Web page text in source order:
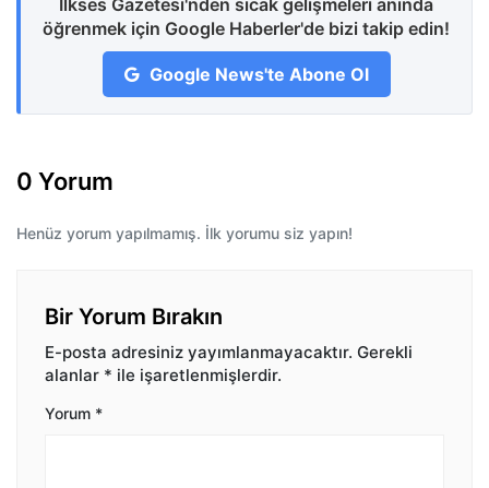
İlkses Gazetesi'nden sıcak gelişmeleri anında
öğrenmek için Google Haberler'de bizi takip edin!
Google News'te Abone Ol
0 Yorum
Henüz yorum yapılmamış. İlk yorumu siz yapın!
Bir Yorum Bırakın
E-posta adresiniz yayımlanmayacaktır. Gerekli
alanlar * ile işaretlenmişlerdir.
Yorum *